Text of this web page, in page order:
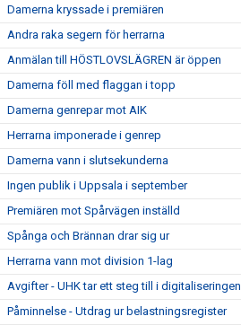
Damerna kryssade i premiären
Andra raka segern för herrarna
Anmälan till HÖSTLOVSLÄGREN är öppen
Damerna föll med flaggan i topp
Damerna genrepar mot AIK
Herrarna imponerade i genrep
Damerna vann i slutsekunderna
Ingen publik i Uppsala i september
Premiären mot Spårvägen inställd
Spånga och Brännan drar sig ur
Herrarna vann mot division 1-lag
Avgifter - UHK tar ett steg till i digitaliseringen
Påminnelse - Utdrag ur belastningsregister